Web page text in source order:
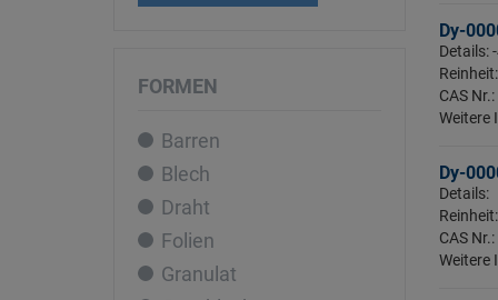
Cadmium
Calcium
Chrom
Cobalt
Dysprosium
Eisen
Erbium
FORMEN
Barren
Blech
Draht
Folien
Granulat
Dy-
Details:
CAS
Weitere
Dy-
Details:
CAS
Weitere